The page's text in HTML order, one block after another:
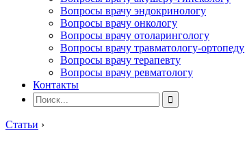
Вопросы врачу эндокринологу
Вопросы врачу онкологу
Вопросы врачу отоларингологу
Вопросы врачу травматологу-ортопеду
Вопросы врачу терапевту
Вопросы врачу ревматологу
Контакты
Статьи ›